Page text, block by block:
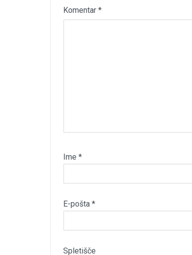
Komentar *
Ime *
E-pošta *
Spletišče